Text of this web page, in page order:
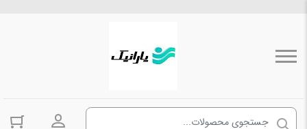
ورود به